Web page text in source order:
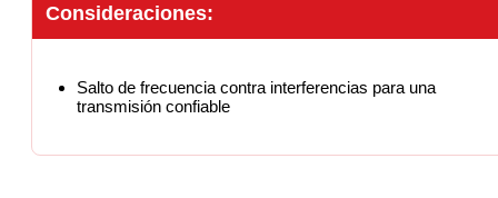
Consideraciones:
Salto de frecuencia contra interferencias para una
transmisión confiable